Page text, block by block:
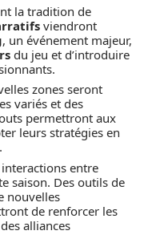
la tradition de
viendront
, un événement majeur,
du jeu et d’introduire
zones seront
variés et des
permettront aux
leurs stratégies en
interactions entre
saison. Des outils de
nouvelles
de renforcer les
alliances